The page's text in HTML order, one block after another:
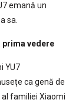
emană un
sa.
prima vedere
YU7
ca genă de
familiei Xiaomi